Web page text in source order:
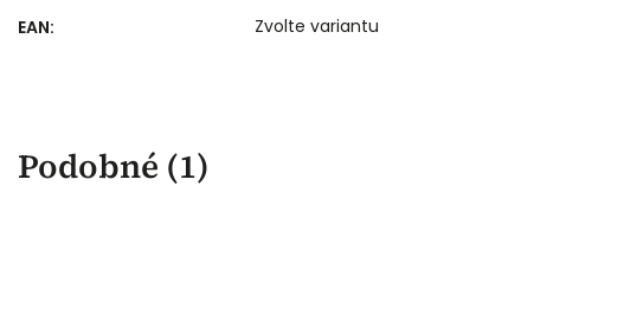
EAN: Zvolte variantu
Podobné (1)